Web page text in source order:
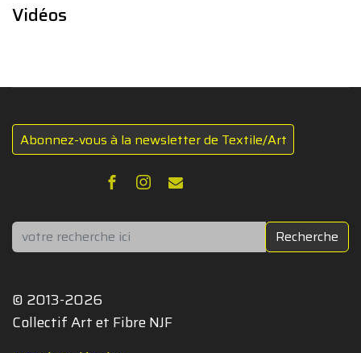
Vidéos
Abonnez-vous à la newsletter de Textile/Art
Rechercher Recherche
© 2013-2026
Collectif Art et Fibre NJF